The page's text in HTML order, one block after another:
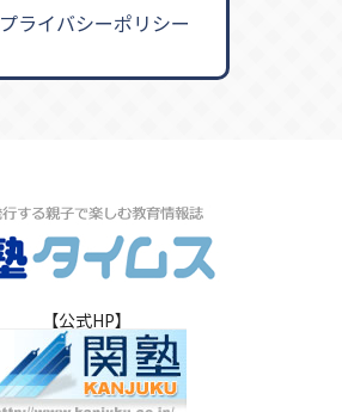
プライバシーポリシー
【公式HP】